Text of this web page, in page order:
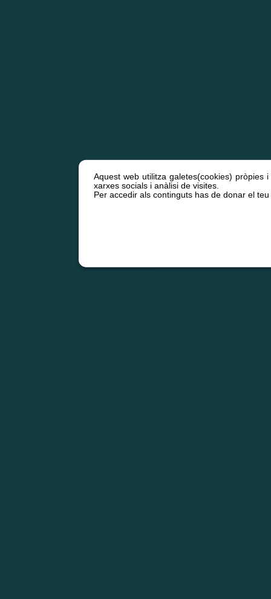
Aquest web utilitza galetes(cookies) pròpies
xarxes socials i anàlisi de visites.
Per accedir als continguts has de donar el